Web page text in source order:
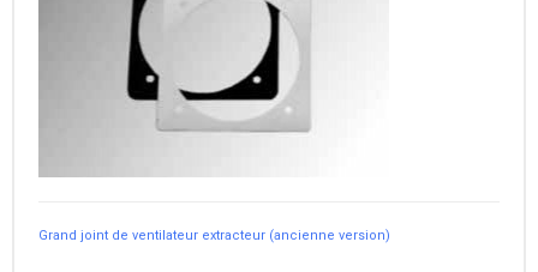
Grand joint de ventilateur extracteur (ancienne version)